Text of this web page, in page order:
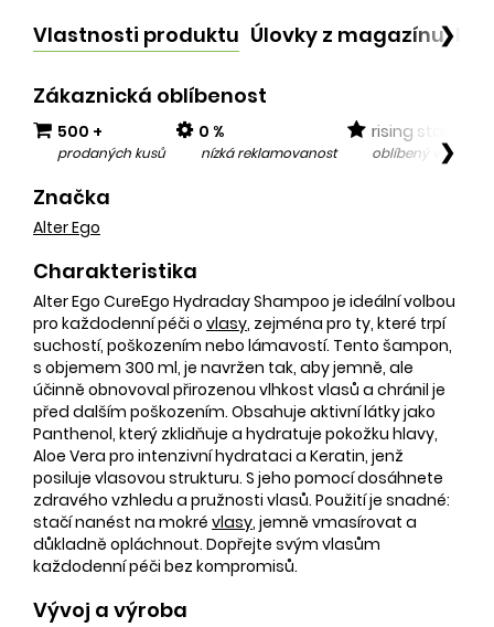
Vlastnosti produktu Úlovky z magazínu❯
Zákaznická oblíbenost
500 +
prodaných kusů
0 %
nízká reklamovanost
rising star
oblíbený v❯
Značka
Alter Ego
Charakteristika
Alter Ego CureEgo Hydraday Shampoo je ideální volbou
pro každodenní péči o vlasy, zejména pro ty, které trpí
suchostí, poškozením nebo lámavostí. Tento šampon,
s objemem 300 ml, je navržen tak, aby jemně, ale
účinně obnovoval přirozenou vlhkost vlasů a chránil je
před dalším poškozením. Obsahuje aktivní látky jako
Panthenol, který zklidňuje a hydratuje pokožku hlavy,
Aloe Vera pro intenzivní hydrataci a Keratin, jenž
posiluje vlasovou strukturu. S jeho pomocí dosáhnete
zdravého vzhledu a pružnosti vlasů. Použití je snadné:
stačí nanést na mokré vlasy, jemně vmasírovat a
důkladně opláchnout. Dopřejte svým vlasům
každodenní péči bez kompromisů.
Vývoj a výroba